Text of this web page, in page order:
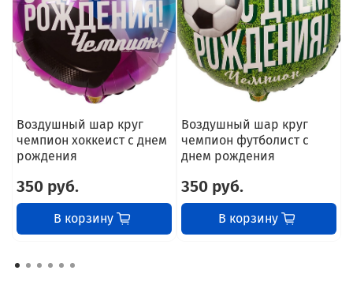
Воздушный шар круг
чемпион хоккеист с днем
рождения
350 руб.
В корзину
Воздушный шар круг
чемпион футболист с
днем рождения
350 руб.
В корзину